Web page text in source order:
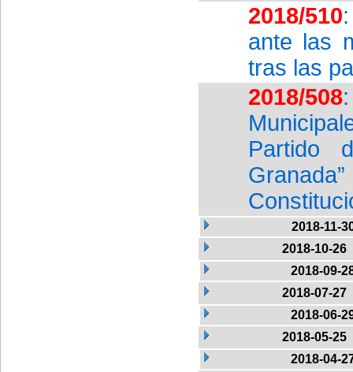
2018/510
ante las
tras las
2018/508
Partido
2018-11-
2018-10-26
2018-09-
2018-07-27
2018-06-
2018-05-25
2018-04-